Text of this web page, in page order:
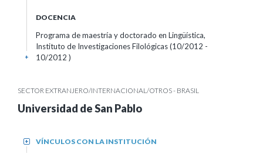
DOCENCIA
Programa de maestría y doctorado en Lingüística,
Instituto de Investigaciones Filológicas (10/2012 -
10/2012 )
+
SECTOR EXTRANJERO/INTERNACIONAL/OTROS - BRASIL
Universidad de San Pablo
VÍNCULOS CON LA INSTITUCIÓN
+